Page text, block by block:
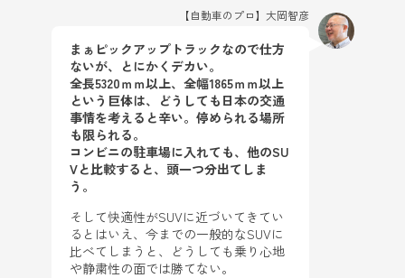
【自動車のプロ】大岡智彦
まぁピックアップトラックなので仕方
ないが、とにかくデカい。
全長5320ｍｍ以上、全幅1865ｍｍ以上
という巨体は、どうしても日本の交通
事情を考えると辛い。停められる場所
も限られる。
コンビニの駐車場に入れても、他のSU
Vと比較すると、頭一つ分出てしま
う。
そして快適性がSUVに近づいてきてい
るとはいえ、今までの一般的なSUVに
比べてしまうと、どうしても乗り心地
や静粛性の面では勝てない。